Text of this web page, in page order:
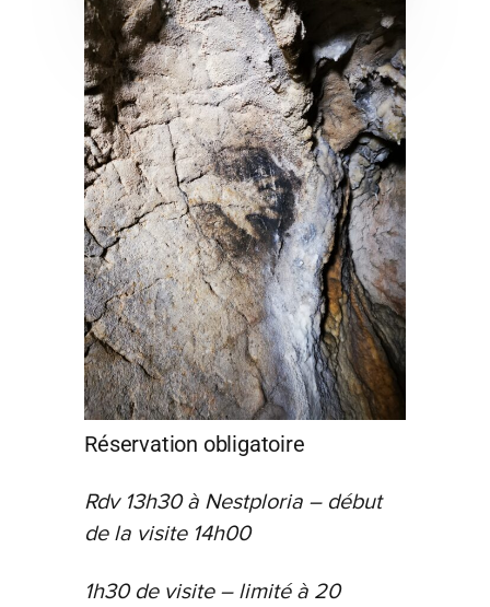
Réservation obligatoire
Rdv 13h30 à Nestploria – début
de la visite 14h00
1h30 de visite – limité à 20